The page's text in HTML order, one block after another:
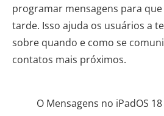
programar mensagens para
tarde. Isso ajuda os usuários a
sobre quando e como se
contatos mais próximos.
O Mensagens no iPadOS